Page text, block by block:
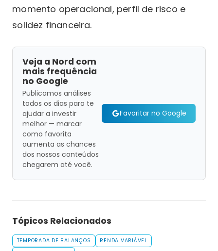
momento operacional, perfil de risco e
solidez financeira.
Veja a Nord com
mais frequência
no Google
Publicamos análises
todos os dias para te
ajudar a investir
melhor — marcar
como favorita
aumenta as chances
dos nossos conteúdos
chegarem até você.
Favoritar no Google
Tópicos Relacionados
TEMPORADA DE BALANÇOS
RENDA VARIÁVEL